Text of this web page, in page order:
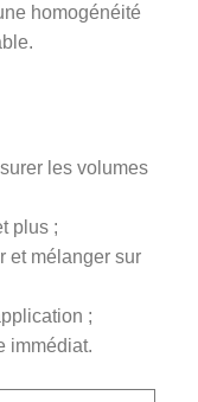
homogénéité
les volumes
plus ;
et mélanger sur
;
immédiat.